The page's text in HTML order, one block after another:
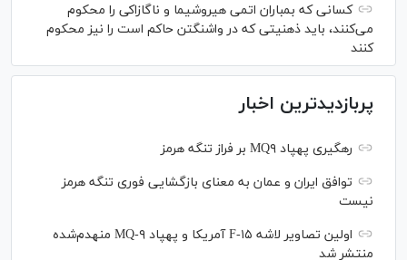
کسانی که بمباران اتمی هیروشیما و ناگازاکی را محکوم
می‌کنند، باید ذهنیتی که در واشنگتن حاکم است را نیز محکوم
کنند
پربازدیدترین اخبار
رهگیری پهپاد MQ۹ بر فراز تنگه هرمز
توافق ایران و عمان به معنای بازگشایی فوری تنگه هرمز
نیست
اولین تصاویر لاشه F-۱۵ آمریکا و پهپاد MQ-۹ منهدم‌شده
منتشر شد